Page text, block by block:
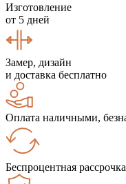
Изготовление
от 5 дней
Замер, дизайн
и доставка бесплатно
Оплата наличными,
Беспроцентная рассрочка